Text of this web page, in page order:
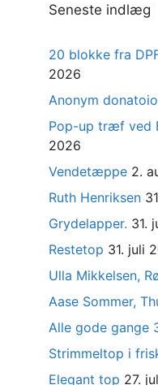
Seneste indlæg
20 blokke fra
2026
Anonym
Pop-up træf ved
2026
Vendetæppe 2.
Ruth Henriksen
Grydelapper. 31.
Restetop 31. juli
Ulla Mikkelsen,
Aase Sommer,
Alle gode gange
Strimmeltop i
Elegant top 27.